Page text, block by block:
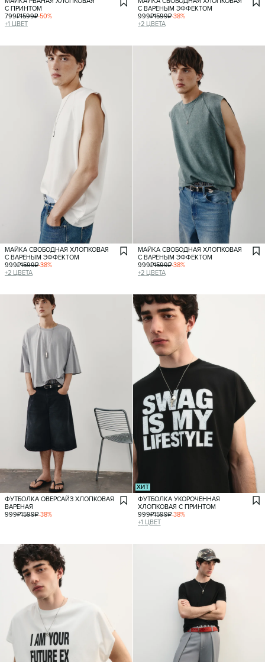
С ПРИНТОМ
799₽1599₽-50%
+1 ЦВЕТ
С ВАРЕНЫМ ЭФФЕКТОМ
999₽1599₽-38%
+2 ЦВЕТА
МАЙКА СВОБОДНАЯ ХЛОПКОВАЯ
С ВАРЕНЫМ ЭФФЕКТОМ
999₽1599₽-38%
+2 ЦВЕТА
МАЙКА СВОБОДНАЯ ХЛОПКОВАЯ
С ВАРЕНЫМ ЭФФЕКТОМ
999₽1599₽-38%
+2 ЦВЕТА
ФУТБОЛКА ОВЕРСАЙЗ ХЛОПКОВАЯ
ВАРЕНАЯ
999₽1599₽-38%
ХИТ
ФУТБОЛКА УКОРОЧЕННАЯ
ХЛОПКОВАЯ С ПРИНТОМ
999₽1599₽-38%
+1 ЦВЕТ